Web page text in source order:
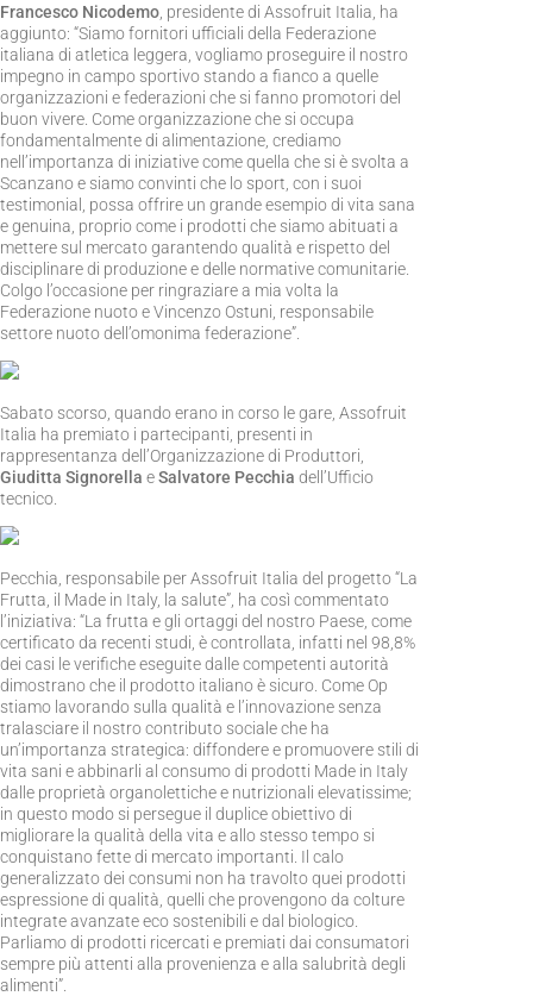
Francesco Nicodemo , presidente di Assofruit Italia, ha
aggiunto: “Siamo fornitori ufficiali della Federazione
italiana di atletica leggera, vogliamo proseguire il nostro
impegno in campo sportivo stando a fianco a quelle
organizzazioni e federazioni che si fanno promotori del
buon vivere. Come organizzazione che si occupa
fondamentalmente di alimentazione, crediamo
nell’importanza di iniziative come quella che si è svolta a
Scanzano e siamo convinti che lo sport, con i suoi
testimonial, possa offrire un grande esempio di vita sana
e genuina, proprio come i prodotti che siamo abituati a
mettere sul mercato garantendo qualità e rispetto del
disciplinare di produzione e delle normative comunitarie.
Colgo l’occasione per ringraziare a mia volta la
Federazione nuoto e Vincenzo Ostuni, responsabile
settore nuoto dell’omonima federazione”.
Sabato scorso, quando erano in corso le gare, Assofruit
Italia ha premiato i partecipanti, presenti in
rappresentanza dell’Organizzazione di Produttori,
Giuditta Signorella eSalvatore Pecchia dell’Ufficio
tecnico.
Pecchia, responsabile per Assofruit Italia del progetto “La
Frutta, il Made in Italy, la salute”, ha così commentato
l’iniziativa: “La frutta e gli ortaggi del nostro Paese, come
certificato da recenti studi, è controllata, infatti nel 98,8%
dei casi le verifiche eseguite dalle competenti autorità
dimostrano che il prodotto italiano è sicuro. Come Op
stiamo lavorando sulla qualità e l’innovazione senza
tralasciare il nostro contributo sociale che ha
un’importanza strategica: diffondere e promuovere stili di
vita sani e abbinarli al consumo di prodotti Made in Italy
dalle proprietà organolettiche e nutrizionali elevatissime;
in questo modo si persegue il duplice obiettivo di
migliorare la qualità della vita e allo stesso tempo si
conquistano fette di mercato importanti. Il calo
generalizzato dei consumi non ha travolto quei prodotti
espressione di qualità, quelli che provengono da colture
integrate avanzate eco sostenibili e dal biologico.
Parliamo di prodotti ricercati e premiati dai consumatori
sempre più attenti alla provenienza e alla salubrità degli
alimenti”.